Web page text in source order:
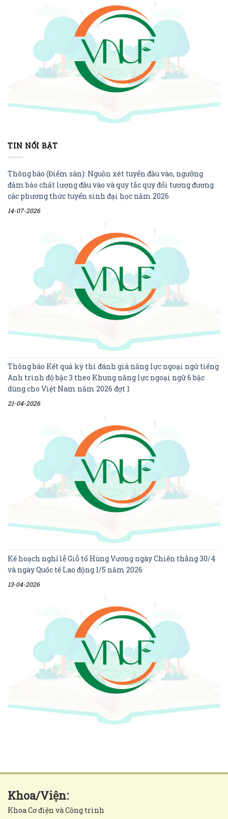
TIN NỔI BẬT
Thông báo (Điểm sàn): Nguồn xét tuyển đầu vào, ngưỡng
đảm bảo chất lượng đầu vào và quy tắc quy đổi tương đương
các phương thức tuyển sinh đại học năm 2026
14-07-2026
Thông báo Kết quả kỳ thi đánh giá năng lực ngoại ngữ tiếng
Anh trình độ bậc 3 theo Khung năng lực ngoại ngữ 6 bậc
dùng cho Việt Nam năm 2026 đợt 1
21-04-2026
Kế hoạch nghỉ lễ Giỗ tổ Hùng Vương ngày Chiến thắng 30/4
và ngày Quốc tế Lao động 1/5 năm 2026
13-04-2026
Khoa/Viện:
Khoa Cơ điện và Công trình